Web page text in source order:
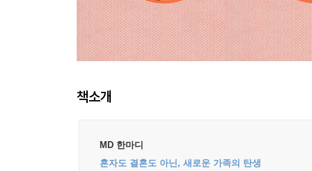
책소개
MD 한마디
혼자도 결혼도 아닌, 새로운 가족의 탄생